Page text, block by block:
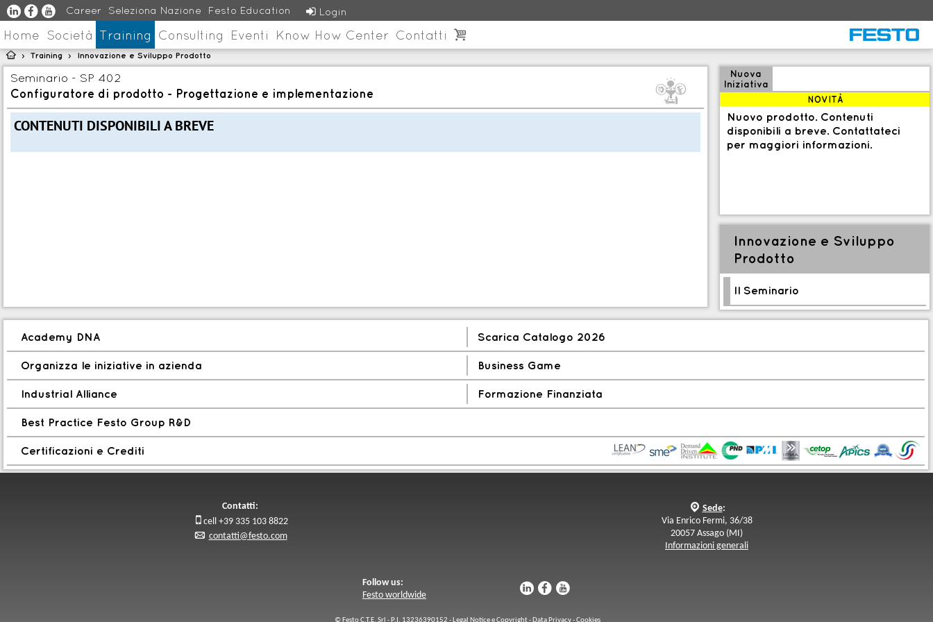
u s v Career Seleziona Nazione Festo Education  Login
Home Società Training Consulting Eventi Know How Center Contatti 
 > Training > Innovazione e Sviluppo Prodotto
Seminario - SP 402
Configuratore di prodotto - Progettazione e implementazione
Q
CONTENUTI DISPONIBILI A BREVE
Nuova
Iniziativa
NOVITÀ
Nuovo prodotto. Contenuti
disponibili a breve. Contattateci
per maggiori informazioni.
Innovazione e Sviluppo
Prodotto
Il Seminario
Academy DNA Scarica Catalogo 2026
Organizza le iniziative in azienda Business Game
Industrial Alliance Formazione Finanziata
Best Practice Festo Group R&D
Certificazioni e Crediti
Contatti:
 cell +39 335 103 8822
p contatti@festo.com
q Sede:
Via Enrico Fermi, 36/38
20057 Assago (MI)
Informazioni generali
Follow us: u s v
Festo worldwide
© Festo C.T.E. Srl - P.I. 13236390152 - Legal Notice e Copyright- Data Privacy-Cookies